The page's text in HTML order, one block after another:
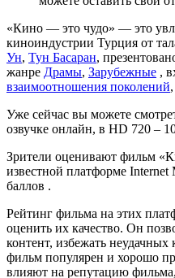
«Кино — это чудо» — это
киноиндустрии Турция от
Ун, Тун Басаран,
жанре Драмы, Зарубежные ,
взаимоотношения поколений,
Уже сейчас вы можете
озвучке онлайн, в HD 720 –
Зрители оценивают фильм
известной платформе
баллов .
Рейтинг фильма на этих
оценить их качество. Он
контент, избежать неудачных
фильм популярен и хорошо
влияют на репутацию